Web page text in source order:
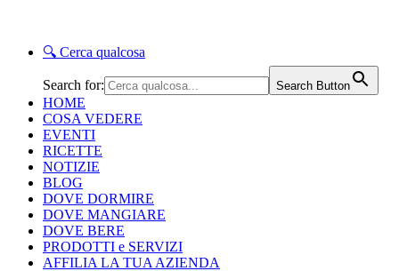
🔍 Cerca qualcosa
Search for: Search Button
HOME
COSA VEDERE
EVENTI
RICETTE
NOTIZIE
BLOG
DOVE DORMIRE
DOVE MANGIARE
DOVE BERE
PRODOTTI e SERVIZI
AFFILIA LA TUA AZIENDA